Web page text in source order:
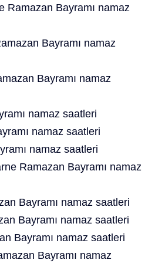
Ramazan Bayramı namaz
Bayramı namaz
Bayramı namaz
namaz saatleri
namaz saatleri
namaz saatleri
Ramazan Bayramı namaz
Bayramı namaz saatleri
Bayramı namaz saatleri
Bayramı namaz saatleri
Bayramı namaz